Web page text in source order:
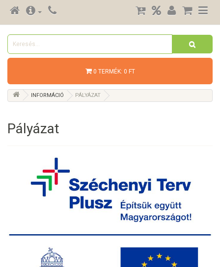
0 TERMÉK: 0 FT
INFORMÁCIÓ PÁLYÁZAT
Pályázat